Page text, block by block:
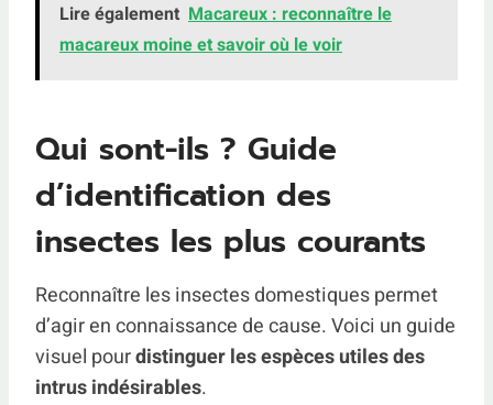
Lire également Macareux : reconnaître le
macareux moine et savoir où le voir
Qui sont-ils ? Guide
d’identification des
insectes les plus courants
Reconnaître les insectes domestiques permet
d’agir en connaissance de cause. Voici un guide
visuel pourdistinguer les espèces utiles des
intrus indésirables.